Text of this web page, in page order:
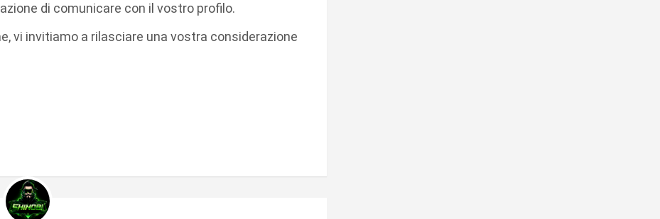
di comunicare con il vostro profilo.
vi invitiamo a rilasciare una vostra considerazione